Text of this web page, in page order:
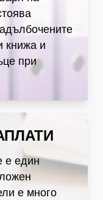
книжа и
при
е един
е много